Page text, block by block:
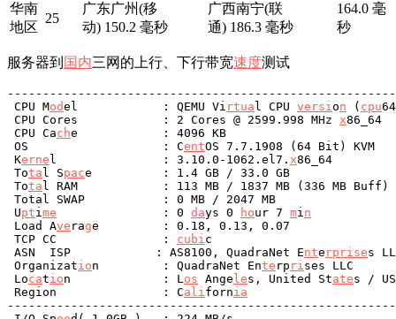
华南
地区
25
广东广州(移
动) 150.2 毫秒
广西南宁(联
通) 186.3 毫秒
164.0 毫
秒
服务器到 国内三网的上行、下行带宽速度测试
CPU Model            : QEMU Vi rtua l CPU ve rsion ( cpu
CPU Cores            : 2 Cores @ 2599.998 MHz x86_64
CPU Cache            : 4096 KB
OS                   : CentOS 7.7.1908 (64 Bit) KVM
Kerne l               : 3.10.0-1062.el7. x86_64
Tota l Space          : 1.4 GB / 33.0 GB
Tota l RAM            : 113 MB / 1837 MB (336 MB Buff)
Total SWAP           : 0 MB / 2047 MB
Uptime
               : 0
days 0 hour 7 min
Load Ave rage         : 0.18, 0.13, 0.07
TCP CC               : cu bic
ASN  ISP            : AS8100, QuadraNet Ente rp rises
Organization         : QuadraNet Ente rp rises LLC
Location             : Los Ange les, United States / US
Region               : California